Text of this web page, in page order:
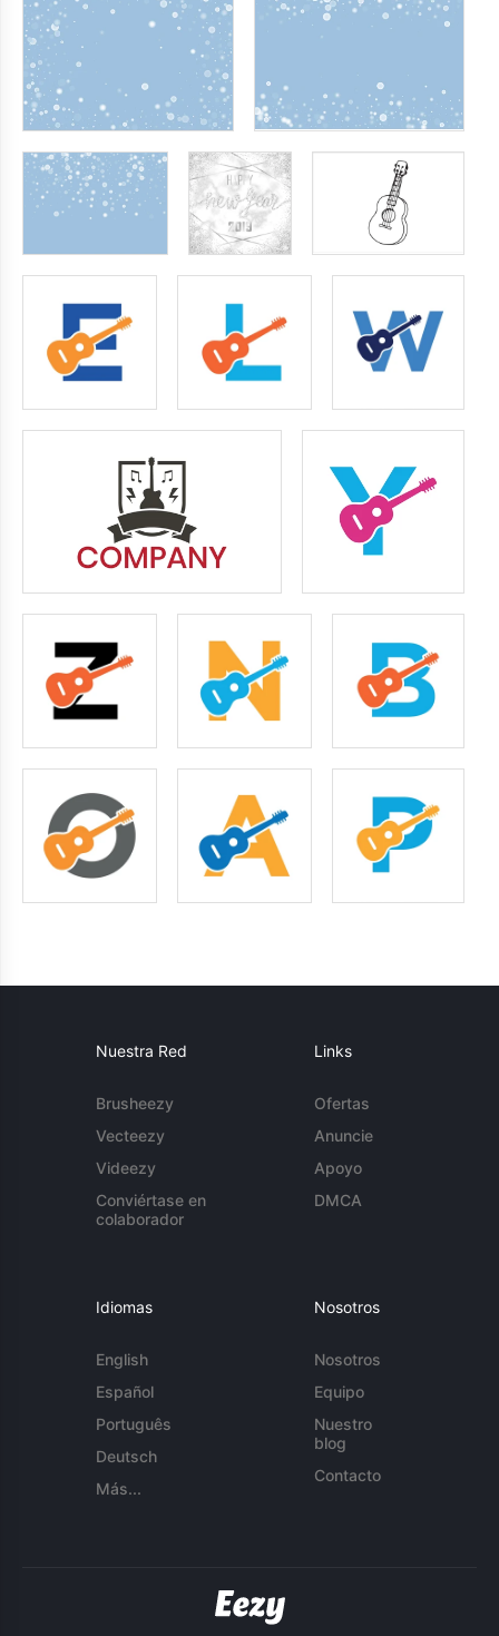
Nuestra Red
Brusheezy
Vecteezy
Videezy
Conviértase en
colaborador
Links
Ofertas
Anuncie
Apoyo
DMCA
Idiomas
English
Español
Português
Deutsch
Más...
Nosotros
Nosotros
Equipo
Nuestro
blog
Contacto